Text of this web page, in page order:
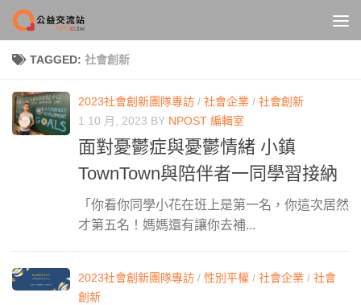
Skip to content
TAGGED: 社會創新
2023社會創新團隊專訪 / 社會企業 / 社會創新
1 10 月, 2023 BY NPOST 編輯室
面對憂鬱症與憂鬱情緒 小鎮
TownTown與陪伴者一同學習接納
「你看你同學小花在班上是第一名，你這次居然
才第五名！媽媽還有讓你去補...
2023社會創新團隊專訪 / 性別平權 / 社會企業 / 社會
創新